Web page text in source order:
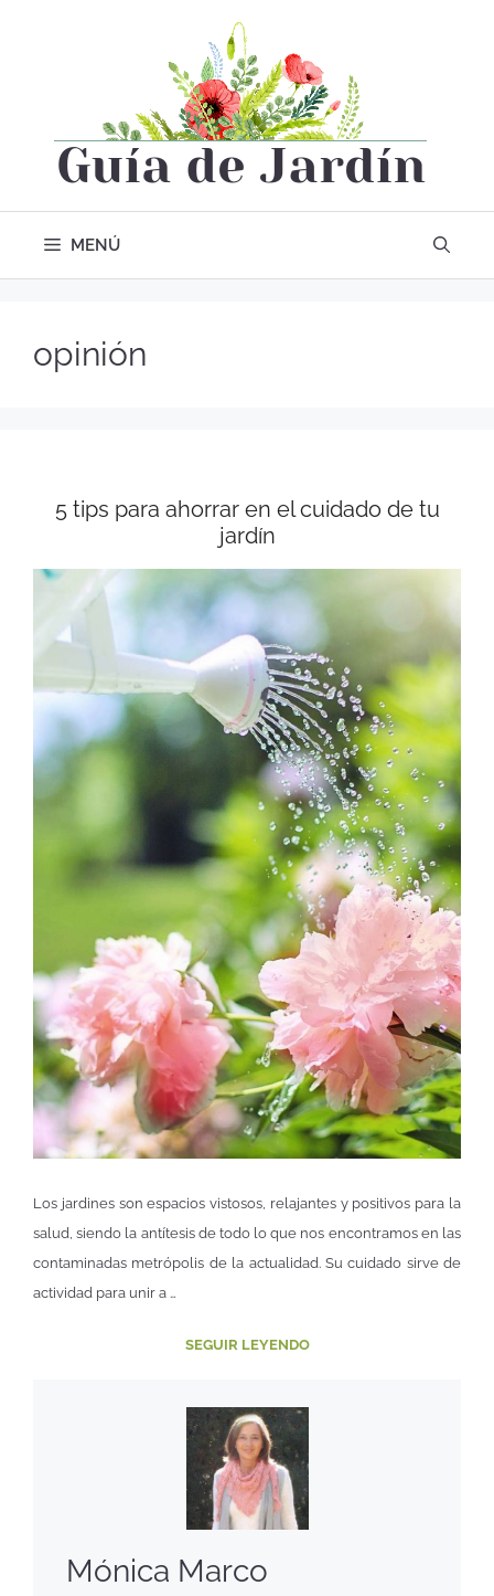
MENÚ
opinión
5 tips para ahorrar en el cuidado de tu
jardín
Los jardines son espacios vistosos, relajantes y positivos para la
salud, siendo la antítesis de todo lo que nos encontramos en las
contaminadas metrópolis de la actualidad. Su cuidado sirve de
actividad para unir a …
SEGUIR LEYENDO
Mónica Marco